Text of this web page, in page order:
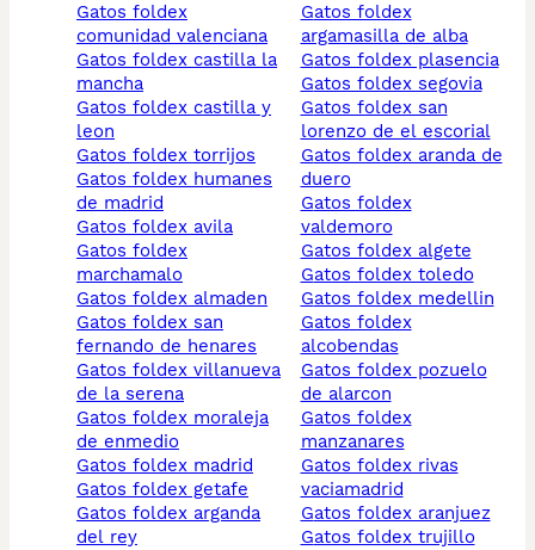
gatos foldex
comunidad valenciana
gatos foldex castilla la
mancha
gatos foldex castilla y
leon
gatos foldex torrijos
gatos foldex humanes
de madrid
gatos foldex avila
gatos foldex
marchamalo
gatos foldex almaden
gatos foldex san
fernando de henares
gatos foldex villanueva
de la serena
gatos foldex moraleja
de enmedio
gatos foldex madrid
gatos foldex getafe
gatos foldex arganda
del rey
gatos foldex
argamasilla de alba
gatos foldex plasencia
gatos foldex segovia
gatos foldex san
lorenzo de el escorial
gatos foldex aranda de
duero
gatos foldex
valdemoro
gatos foldex algete
gatos foldex toledo
gatos foldex medellin
gatos foldex
alcobendas
gatos foldex pozuelo
de alarcon
gatos foldex
manzanares
gatos foldex rivas
vaciamadrid
gatos foldex aranjuez
gatos foldex trujillo